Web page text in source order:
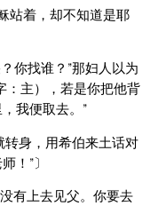
站着，却不知道是耶
你找谁？”那妇人以为
：主），若是你把他背
我便取去。”
转身，用希伯来土话对
！”〕
有上去见父。你要去